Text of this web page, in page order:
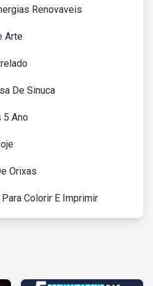
Renovaveis
Arte
De Sinuca
5 Ano
Orixas
Colorir E Imprimir